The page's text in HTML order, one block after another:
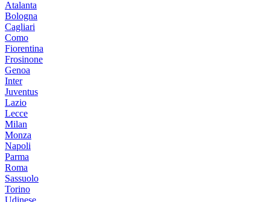
Atalanta
Bologna
Cagliari
Como
Fiorentina
Frosinone
Genoa
Inter
Juventus
Lazio
Lecce
Milan
Monza
Napoli
Parma
Roma
Sassuolo
Torino
Udinese